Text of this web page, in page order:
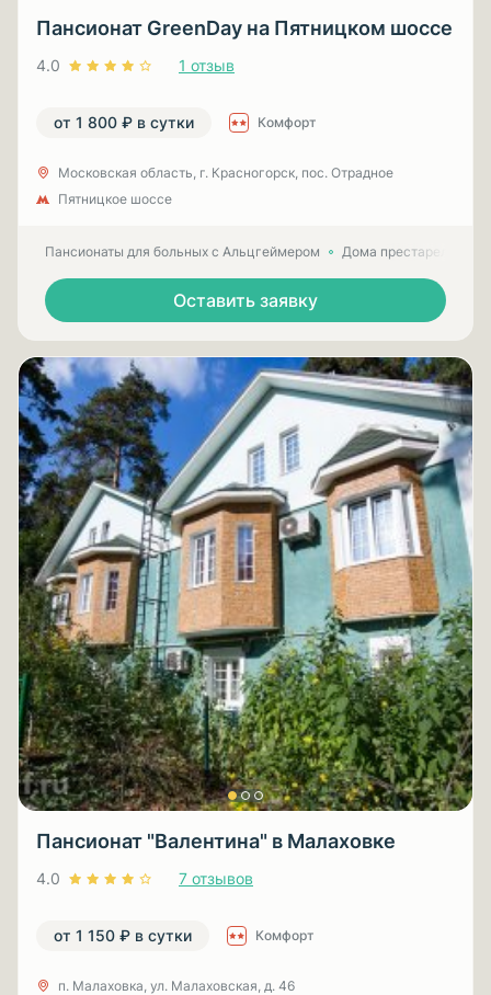
Пансионат GreenDay на Пятницком шоссе
4.0 1 отзыв
от 1 800 ₽ в сутки Комфорт
Московская область, г. Красногорск, пос. Отрадное
Пятницкое шоссе
Пансионаты для больных с Альцгеймером Дома престарелых
Оставить заявку
Пансионат "Валентина" в Малаховке
4.0 7 отзывов
от 1 150 ₽ в сутки Комфорт
п. Малаховка, ул. Малаховская, д. 46